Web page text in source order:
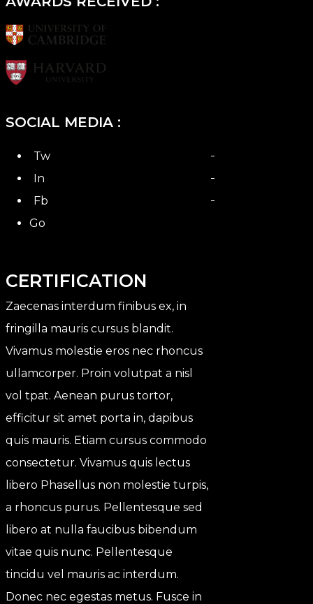
SOCIAL MEDIA :
Tw
In
Fb
Go
CERTIFICATION
Zaecenas interdum finibus ex, in
fringilla mauris cursus blandit.
Vivamus molestie eros nec rhoncus
ullamcorper. Proin volutpat a nisl
vol tpat. Aenean purus tortor,
efficitur sit amet porta in, dapibus
quis mauris. Etiam cursus commodo
consectetur. Vivamus quis lectus
libero Phasellus non molestie turpis,
a rhoncus purus. Pellentesque sed
libero at nulla faucibus bibendum
vitae quis nunc. Pellentesque
tincidu vel mauris ac interdum.
Donec nec egestas metus. Fusce in